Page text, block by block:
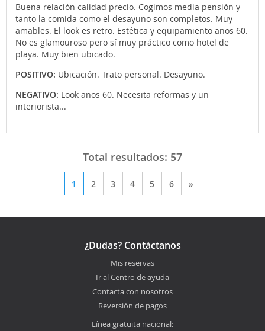
Buena relación calidad precio. Cogimos media pensión y
tanto la comida como el desayuno son completos. Muy
amables. El look es retro. Estética y equipamiento años 60.
No es glamouroso pero sí muy práctico como hotel de
playa. Muy bien ubicado.
POSITIVO: Ubicación. Trato personal. Desayuno.
NEGATIVO: Look anos 60. Necesita reformas y un
interiorista...
Total resultados: 57
1 2 3 4 5 6 »
¿Dudas? Contáctanos
Mis reservas
Ir al Centro de ayuda
Contacta con nosotros
Reversión de pagos
Línea gratuita nacional: